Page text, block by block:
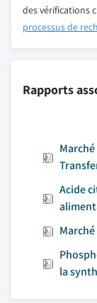
des vérifications
processus de
Rapports
Acide
la